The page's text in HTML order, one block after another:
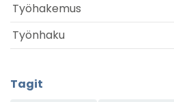
Työhakemus
Työnhaku
Tagit